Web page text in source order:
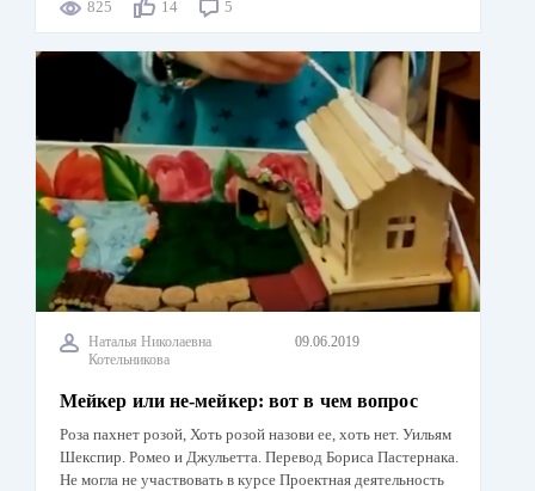
825 14 5
Наталья Николаевна
Котельникова
09.06.2019
Мейкер или не-мейкер: вот в чем вопрос
Роза пахнет розой, Хоть розой назови ее, хоть нет. Уильям
Шекспир. Ромео и Джульетта. Перевод Бориса Пастернака.
Не могла не участвовать в курсе Проектная деятельность